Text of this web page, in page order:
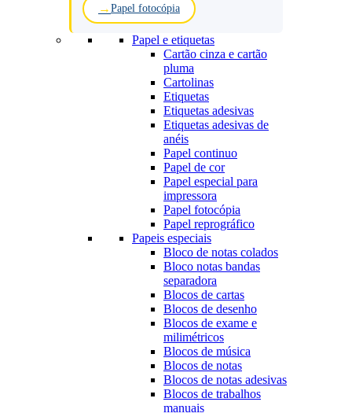
Papel fotocópia
Papel e etiquetas
Cartão cinza e cartão
pluma
Cartolinas
Etiquetas
Etiquetas adesivas
Etiquetas adesivas de
anéis
Papel continuo
Papel de cor
Papel especial para
impressora
Papel fotocópia
Papel reprográfico
Papeis especiais
Bloco de notas colados
Bloco notas bandas
separadora
Blocos de cartas
Blocos de desenho
Blocos de exame e
milimétricos
Blocos de música
Blocos de notas
Blocos de notas adesivas
Blocos de trabalhos
manuais